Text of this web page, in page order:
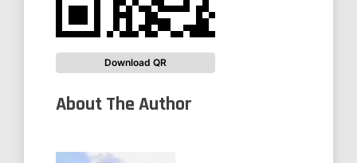
Download QR
About The Author